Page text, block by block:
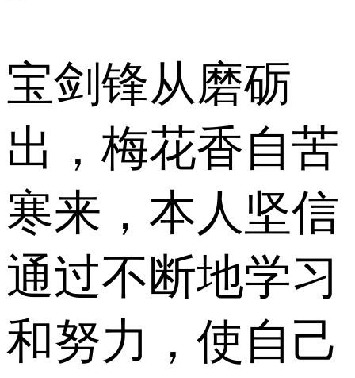
宝剑锋从磨砺
出，梅花香自苦
寒来，本人坚信
通过不断地学习
和努力，使自己